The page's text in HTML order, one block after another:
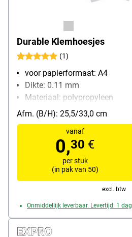
Durable Klemhoesjes
(1)
voor papierformaat: A4
Dikte: 0.11 mm
Materiaal: polypropyleen
inhoud per pak: 50
Afm. (B/H): 25,5/33,0 cm
vanaf
0,30 €
per stuk
(in pak van 50)
excl. btw
Onmiddellijk leverbaar. Levertijd: 1 dag